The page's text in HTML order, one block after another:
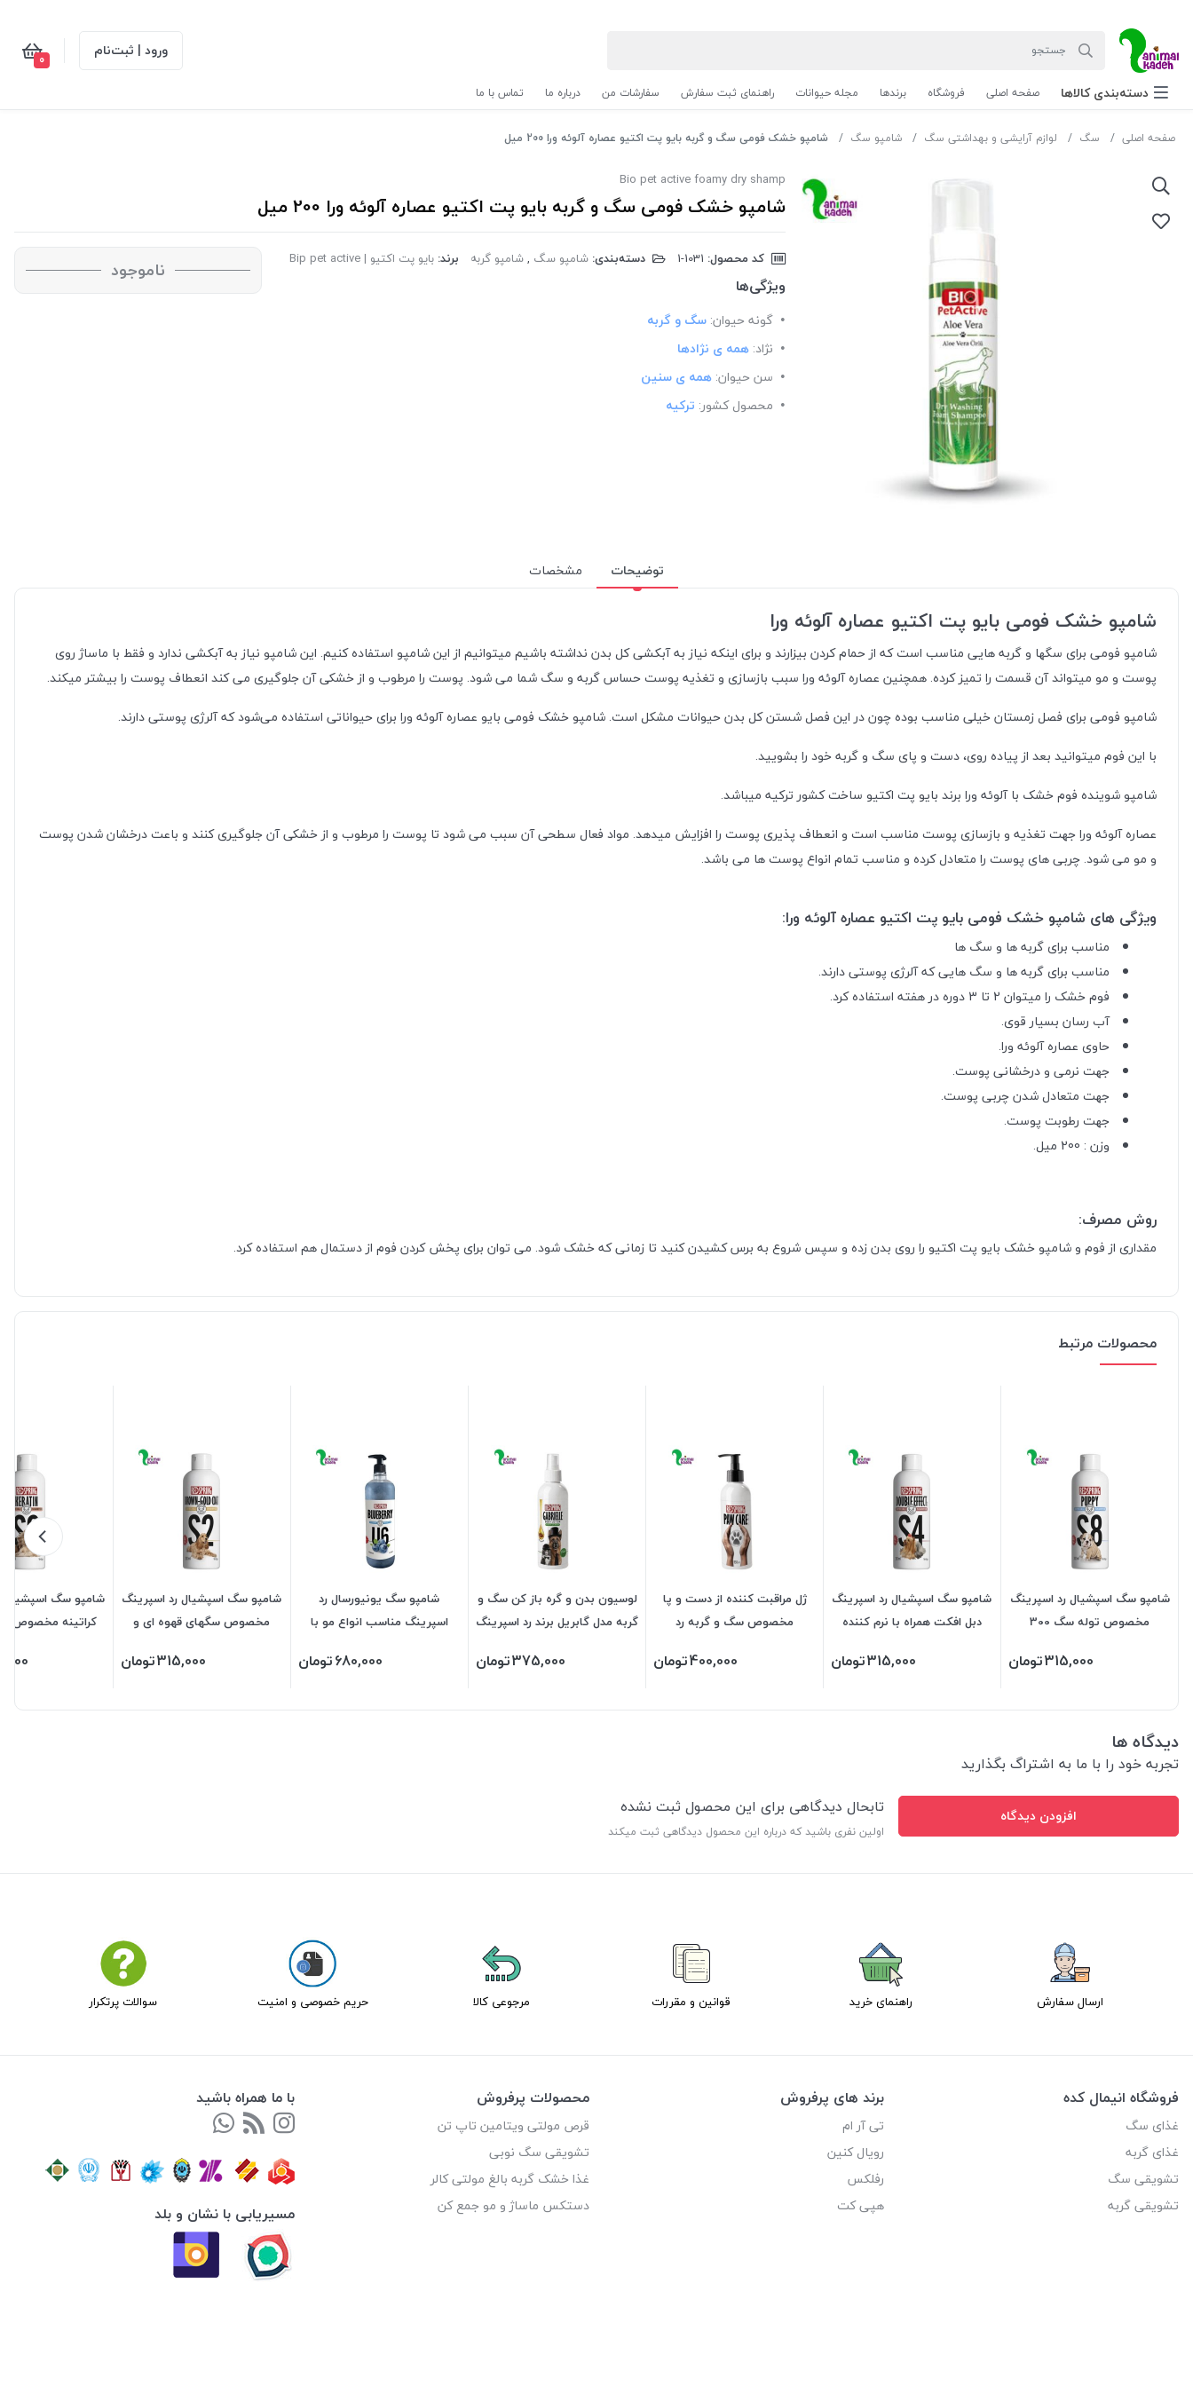
ورود | ثبت‌نام 0
دسته‌بندی‌ کالاها صفحه اصلی فروشگاه برندها مجله حیوانات راهنمای ثبت سفارش سفارشات من درباره ما تماس با ما
صفحه اصلی سگ لوازم آرایشی و بهداشتی سگ شامپو سگ شامپو خشک فومی سگ و گربه بایو پت اکتیو عصاره آلوئه ورا 200 میل
Bio pet active foamy dry shamp
شامپو خشک فومی سگ و گربه بایو پت اکتیو عصاره آلوئه ورا 200 میل
کد محصول: دسته‌بندی: شامپو سگ ,شامپو گربه برند: بایو پت اکتیو | Bip pet active
ویژگی‌ها
گونه حیوان: سگ و گربه
نژاد: همه ی نژادها
سن حیوان: همه ی سنین
محصول کشور: ترکیه
ناموجود
توضیحات مشخصات
شامپو خشک فومی بایو پت اکتیو عصاره آلوئه ورا
شامپو فومی برای سگها و گربه هایی مناسب است که از حمام کردن بیزارند و برای اینکه نیاز به آبکشی کل بدن نداشته باشیم میتوانیم از این شامپو استفاده کنیم. اینشامپو نیاز به آبکشی ندارد و فقط با ماساژ روی
پوست و مو میتواند آن قسمت را تمیز کرده. همچنین عصاره آلوئه ورا سبب بازسازی و تغذیه پوست حساس گربه و سگ شما می شود. پوست را مرطوب و از خشکی آن جلوگیری می کند انعطاف پوست را بیشتر میکند.
شامپو فومی برای فصل زمستان خیلی مناسب بوده چون در این فصل شستن کل بدن حیوانات مشکل است. شامپو خشک فومی بایو عصاره آلوئه ورا برای حیواناتی استفاده می‌شود که آلرژی پوستی دارند.
با این فوم میتوانید بعد از پیاده روی، دست و پای سگ و گربه خود را بشویید.
شامپو شوینده فوم خشک با آلوئه ورا برند بایو پت اکتیو ساخت کشور ترکیه میباشد.
عصاره آلوئه ورا جهت تغذیه و بازسازی پوست مناسب است و انعطاف پذیری پوست را افزایش میدهد. مواد فعال سطحی آن سبب می شود تا پوست را مرطوب و از خشکی آن جلوگیری کنند و باعت درخشان شدن پوست
و مو می شود. چربی های پوست را متعادل کرده و مناسب تمام انواع پوست ها می باشد.
ویژگی های شامپو خشک فومی بایو پت اکتیو عصاره آلوئه ورا:
مناسب برای گربه ها و سگ ها
مناسب برای گربه ها و سگ هایی که آلرژی پوستی دارند.
فوم خشک را میتوان 2 تا 3 دوره در هفته استفاده کرد.
آب رسان بسیار قوی.
حاوی عصاره آلوئه ورا.
جهت نرمی و درخشانی پوست.
جهت متعادل شدن چربی پوست.
جهت رطوبت پوست.
وزن : 200 میل.
روش مصرف:
مقداری از فوم و شامپو خشک بایو پت اکتیو را روی بدن زده و سپس شروع به برس کشیدن کنید تا زمانی که خشک شود. می توان برای پخش کردن فوم از دستمال هم استفاده کرد.
محصولات مرتبط
شامپو سگ اسپشیال رد اسپرینگ
مخصوص توله سگ 300
315,000تومان
شامپو سگ اسپشیال رد اسپرینگ
دبل افکت همراه با نرم کننده
315,000تومان
ژل مراقبت کننده از دست و پا
مخصوص سگ و گربه رد
400,000تومان
لوسیون بدن و گره باز کن سگ و
گربه مدل گابریل برند رد اسپرینگ
375,000تومان
شامپو سگ یونیورسال رد
اسپرینگ مناسب انواع مو با
680,000تومان
شامپو سگ اسپشیال رد اسپرینگ
مخصوص سگهای قهوه ای و
315,000تومان
شامپو سگ اسپشیال
کراتینه مخصوص
دیدگاه ها
تجربه خود را با ما به اشتراگ بگذارید
افزودن دیدگاه تابحال دیدگاهی برای این محصول ثبت نشده
اولین نفری باشید که درباره این محصول دیدگاهی ثبت میکند
ارسال سفارش راهنمای خرید قوانین و مقررات مرجوعی کالا حریم خصوصی و امنیت سوالات پرتکرار
فروشگاه انیمال کده
غذای سگ
غذای گربه
تشویقی سگ
تشویقی گربه
برند های پرفروش
تی آر ام
رویال کنین
رفلکس
هپی کت
محصولات پرفروش
قرص مولتی ویتامین تاپ تن
تشویقی سگ نوبی
غذا خشک گربه بالغ مولتی کالر
دستکس ماساژ و مو جمع کن
با ما همراه باشید
مسیریابی با نشان و بلد